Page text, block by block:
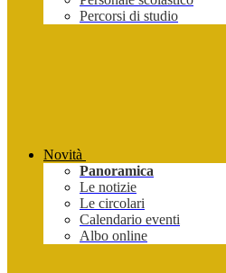
Percorsi di studio
Novità
Panoramica
Le notizie
Le circolari
Calendario eventi
Albo online